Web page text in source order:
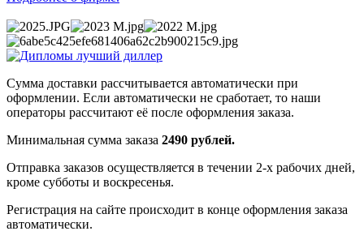
Сумма доставки рассчитывается автоматически при
оформлении. Если автоматически не сработает, то наши
операторы рассчитают её после оформления заказа.
Минимальная сумма заказа 2490 рублей.
Отправка заказов осуществляется в течении 2-х рабочих дней,
кроме субботы и воскресенья.
Регистрация на сайте происходит в конце оформления заказа
автоматически.